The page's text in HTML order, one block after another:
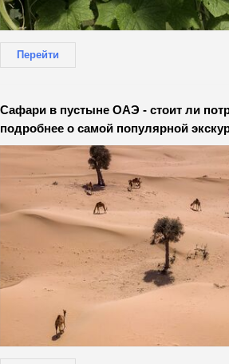
Перейти
Сафари в пустыне ОАЭ - стоит ли
подробнее о самой популярной